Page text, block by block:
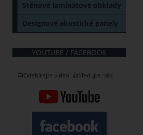
Stěnové laminátové obklady
Designové akustické panely
YOUTUBE / FACEBOOK
📺Odebírejte videa! 👍Sledujte nás!